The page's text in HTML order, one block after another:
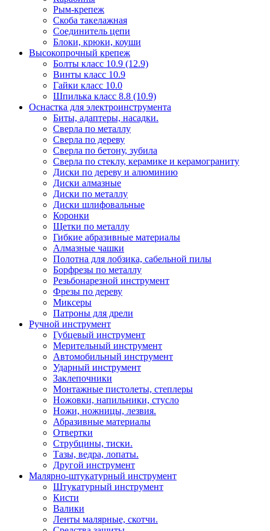
Рым-крепеж
Скоба такелажная
Соединитель цепи
Блоки, крюки, коуши
Высокопрочный крепеж
Болты класс 10.9 (12.9)
Винты класс 10.9
Гайки класс 10.0
Шпилька класс 8.8 (10.9)
Оснастка для электроинструмента
Биты, адаптеры, насадки.
Сверла по металлу
Сверла по дереву
Сверла по бетону, зубила
Сверла по стеклу, керамике и керамограниту
Диски по дереву и алюминию
Диски алмазные
Диски по металлу
Диски шлифовальные
Коронки
Щетки по металлу
Гибкие абразивные материалы
Алмазные чашки
Полотна для лобзика, сабельной пилы
Борфрезы по металлу
Резьбонарезной инструмент
Фрезы по дереву
Миксеры
Патроны для дрели
Ручной инструмент
Губцевый инструмент
Мерительный инструмент
Автомобильный инструмент
Ударный инструмент
Заклепочники
Монтажные пистолеты, степлеры
Ножовки, напильники, стусло
Ножи, ножницы, лезвия.
Абразивные материалы
Отвертки
Cтрубцины, тиски.
Тазы, ведра, лопаты.
Другой инструмент
Малярно-штукатурный инструмент
Штукатурный инструмент
Кисти
Валики
Ленты малярные, скотчи.